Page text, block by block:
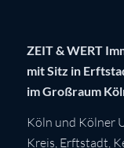
ZEIT & WERT
mit Sitz in
im Großraum
Köln und Kölner
Kreis, Erftstadt,